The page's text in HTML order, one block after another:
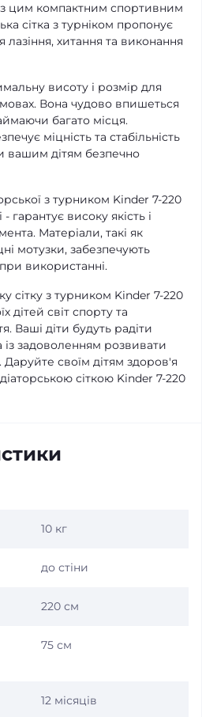
цим компактним спортивним
сітка з турніком пропонує
хитання та виконання
висоту і розмір для
Вона чудово впишеться
багато місця.
міцність та стабільність
вашим дітям безпечно
з турником Kinder 7-220
гарантує високу якість і
Матеріали, такі як
мотузки, забезпечують
при використанні.
сітку з турником Kinder 7-220
дітей світ спорту та
Ваші діти будуть радіти
задоволенням розвивати
Даруйте своїм дітям здоров'я
сіткою Kinder 7-220
10 кг
до стіни
220 см
75 см
12 місяців